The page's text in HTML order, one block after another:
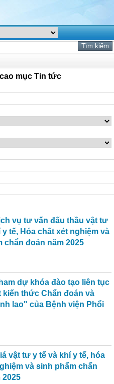
mục Tin tức
vụ tư vấn đấu thầu vật tư
y tế, Hóa chất xét nghiệm và
chẩn đoán năm 2025
dự khóa đào tạo liên tục
kiến thức Chẩn đoán và
lao" của Bệnh viện Phổi
vật tưy tế và khíy tế, hóa
và sinh phẩm chẩn
2025